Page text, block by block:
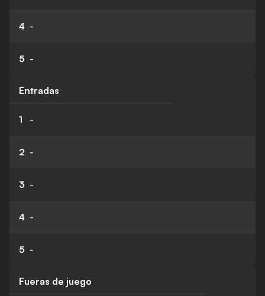
4 -
5 -
Entradas
1 -
2 -
3 -
4 -
5 -
Fueras de juego